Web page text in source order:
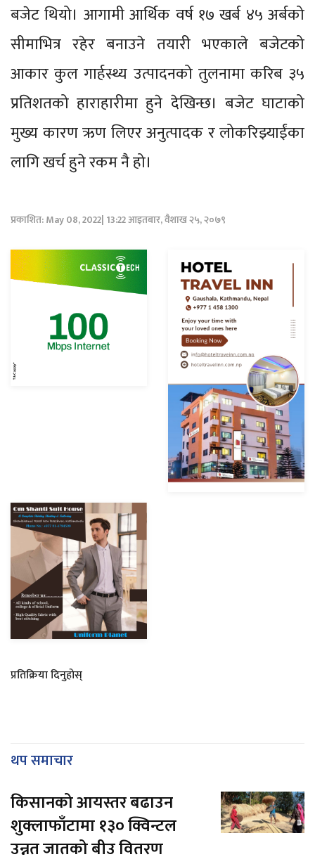
बजेट थियो। आगामी आर्थिक वर्ष १७ खर्ब ४५ अर्बको
सीमाभित्र रहेर बनाउने तयारी भएकाले बजेटको
आकार कुल गार्हस्थ्य उत्पादनको तुलनामा करिब ३५
प्रतिशतको हाराहारीमा हुने देखिन्छ। बजेट घाटाको
मुख्य कारण ऋण लिएर अनुत्पादक र लोकरिझ्याईंका
लागि खर्च हुने रकम नै हो।
प्रकाशित: May 08, 2022| 13:22 आइतबार, वैशाख २५, २०७९
प्रतिक्रिया दिनुहोस्
थप समाचार
किसानको आयस्तर बढाउन
शुक्लाफाँटामा १३० क्विन्टल
उन्नत जातको बीउ वितरण